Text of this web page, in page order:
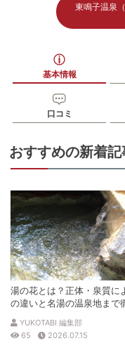
東鳴子温泉
基本情報
口コミ
おすすめの新着記
湯の花とは？正体・泉質に
の違いと名湯の温泉地まで
YUKOTABI 編集部
65
2026.07.15